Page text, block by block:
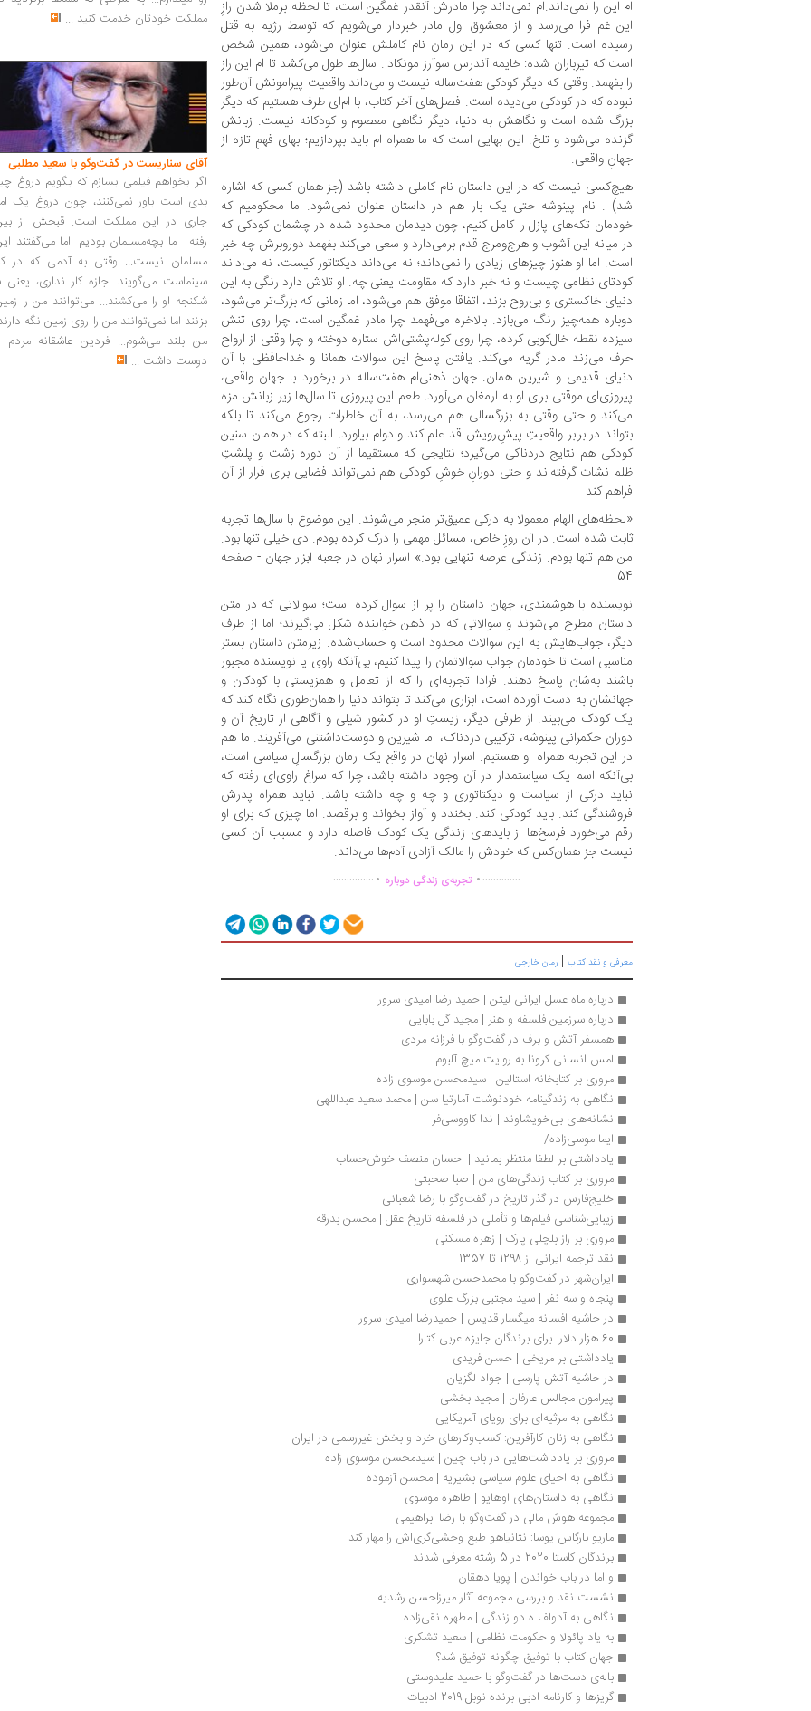
‌ام این را نمی‌داند.‌ام نمی‌داند چرا مادرش آنقدر غمگین است، تا لحظه برملا شدن رازِ
این غم فرا می‌رسد و از معشوق اولِ مادر خبردار می‌شویم که توسط رژیم به قتل
رسیده است. تنها کسی که در این رمان نام کاملش عنوان می‌شود، همین شخص
است که تیرباران شده: خایمه آندرس سوآرز مونکادا. سال‌ها طول می‌کشد تا‌ ام این راز
را بفهمد. وقتی که دیگر کودکی هفت‌ساله نیست و می‌داند واقعیت پیرامونش آن‌طور
نبوده که در کودکی می‌دیده است. فصل‌های آخر کتاب، با ام‌ای طرف هستیم که دیگر
بزرگ شده است و نگاهش به دنیا، دیگر نگاهی معصوم و کودکانه نیست. زبانش
گزنده می‌شود و تلخ. این بهایی است که ما همراه ‌ام باید بپردازیم؛ بهای فهمِ تازه از
جهانِ واقعی.
هیچ‌کسی نیست که در این داستان نام کاملی داشته باشد (جز همان کسی که اشاره
شد) . نام پینوشه حتی یک بار هم در داستان عنوان نمی‌شود. ما محکومیم که
خودمان تکه‌های پازل را کامل کنیم، چون دیدمان محدود شده در چشمان کودکی که
در میانه این آشوب و هرج‌ومرج قدم برمی‌دارد و سعی می‌کند بفهمد دوروبرش چه خبر
است. اما او هنوز چیز‌های زیادی را نمی‌داند؛ نه می‌داند دیکتاتور کیست، نه می‌داند
کودتای نظامی چیست و نه خبر دارد که مقاومت یعنی چه. او تلاش دارد رنگی به این
دنیای خاکستری و بی‌روح بزند، اتفاقا موفق هم می‌شود، اما زمانی که بزرگ‌تر می‌شود،
دوباره همه‌چیز رنگ می‌بازد. بالاخره می‌فهمد چرا مادر غمگین است، چرا روی تنش
سیزده نقطه خال‌کوبی کرده، چرا روی کوله‌پشتی‌اش ستاره دوخته و چرا وقتی از ارواح
حرف می‌زند مادر گریه می‌کند. یافتن پاسخ این سوالات همانا و خداحافظی با آن
دنیای قدیمی و شیرین همان. جهان ذهنی‌ام هفت‌ساله در برخورد با جهان واقعی،
پیروزی‌ای موقتی برای او به ارمغان می‌آورد. طعم این پیروزی تا سال‌ها زیر زبانش مزه
می‌‎کند و حتی وقتی به بزرگسالی هم می‌رسد، به آن خاطرات رجوع می‌کند تا بلکه
بتواند در برابر واقعیتِ پیش‌ِرویش قد علم کند و دوام بیاورد. البته که در همان سنین
کودکی هم نتایج دردناکی می‌گیرد؛ نتایجی که مستقیما از آن دوره زشت و پلشتِ
ظلم نشات گرفته‌اند و حتی دورانِ خوشِ کودکی هم نمی‌تواند فضایی برای فرار از آن
فراهم کند.
«لحظه‌های الهام معمولا به درکی عمیق‌تر منجر می‌شوند. این موضوع با سال‌ها تجربه
ثابت شده است. در آن روزِ خاص، مسائل مهمی را درک کرده بودم. دی خیلی تنها بود.
من هم تنها بودم. زندگی عرصه تنهایی بود.» اسرار نهان در جعبه ‌ابزار جهان - صفحه
54
نویسنده با هوشمندی، جهان داستان را پر از سوال کرده است؛ سوالاتی که در متن
داستان مطرح می‌شوند و سوالاتی که در ذهن خواننده شکل می‌گیرند؛ اما از طرف
دیگر، جواب‌هایش به این سوالات محدود است و حساب‌شده. زیرمتن داستان بستر
مناسبی است تا خودمان جواب سوالاتمان را پیدا کنیم، بی‌آنکه راوی یا نویسنده مجبور
باشند به‌شان پاسخ دهند. فرادا تجربه‌ای را که از تعامل و همزیستی با کودکان و
جهانشان به دست آورده است، ابزاری می‌کند تا بتواند دنیا را همان‌طوری نگاه کند که
یک کودک می‌بیند. از طرفی دیگر، زیستِ او در کشور شیلی و آگاهی از تاریخ آن و
دوران حکمرانی پینوشه، ترکیبی دردناک، اما شیرین و دوست‌داشتنی می‌آفریند. ما هم
در این تجربه همراه او هستیم. اسرار نهان در واقع یک رمان بزرگسالِ سیاسی است،
بی‌آنکه اسم یک سیاستمدار در آن وجود داشته باشد، چرا که سراغ راوی‌ای رفته که
نباید درکی از سیاست و دیکتاتوری و چه و چه داشته باشد. نباید همراه پدرش
فروشندگی کند. باید کودکی کند. بخندد و آواز بخواند و برقصد. اما چیزی که برای او
رقم می‌خورد فرسخ‌ها از بایدهای زندگی یک کودک فاصله دارد و مسبب آن کسی
نیست جز همان‌کس که خودش را مالک آزادی آدم‌ها می‌داند.
............... . تجربه‌ی زندگی دوباره ...............
معرفی و نقد کتاب | رمان خارجی |
درباره ماه عسل ایرانی لیتن | حمید رضا امیدی سرور
درباره سرزمین فلسفه و هنر | مجید گل بابایی
همسفر آتش و برف در گفت‌وگو با فرزانه مردی
لمس انسانی کرونا به روایت میچ آلبوم
مروری بر کتابخانه استالین | سیدمحسن موسوی زاده
نگاهی به زندگینامه خودنوشت آمارتیا سن | محمد سعید عبداللهی
نشانه‌های بی‌خویشاوند | ندا کاووسی‌فر
ایما موسی‌زاده/
یادداشتی بر لطفا منتظر بمانید | احسان منصف خوش‌حساب
مروری بر کتاب زندگی‌های من | صبا صحبتی
خلیج‌فارس در گذر تاریخ در گفت‌وگو با رضا شعبانی
زیبایی‌شناسی فیلم‌ها و تأملی در فلسفه تاریخ عقل | محسن بدرقه
مروری بر راز بلچلی پارک | زهره مسکنی
نقد ترجمه ایرانی از 1298 تا 1357
ایران‌شهر در گفت‌وگو با محمدحسن شهسواری
پنجاه و سه نفر | سید مجتبی بزرگ علوی
در حاشیه افسانه میگسار قدیس | حمیدرضا امیدی‌ سرور
60 هزار دلار  برای برندگان جایزه عربی کتارا
یادداشتی بر مریخی | حسن فریدی
در حاشیه آتش پارسی | جواد لگزیان
پیرامون مجالس عارفان | مجید بخشی
نگاهی به مرثیه‌ای برای رویای آمریکایی
نگاهی به زنان کارآفرین: کسب‌و‌کارهای خرد و بخش غیررسمی در ایران
مروری بر یادداشت‌هایی در باب چین | سیدمحسن موسوی زاده
نگاهی به احیای علوم سیاسی بشیریه | محسن آزموده
نگاهی به داستان‌های اوهایو | طاهره موسوی
مجموعه هوش مالی در گفت‌وگو با رضا ابراهیمی
ماریو بارگاس یوسا: نتانیاهو طبع وحشی‌گری‌اش را مهار کند
برندگان کاستا 2020 در 5 رشته معرفی شدند
و اما در باب خواندن | پویا دهقان
نشست نقد و بررسی مجموعه آثار میرزاحسن رشدیه
نگاهی به آدولف ه دو زندگی | مطهره نقی‌زاده
به یاد پائولا و حکومت نظامی | سعید تشکری
جهان کتاب با توفیق چگونه توفیق شد؟
باله‌ی دست‌ها در گفت‌وگو با حمید علیدوستی
گریزها و کارنامه‌ ادبی برنده نوبل 2019 ادبیات
مملکت خودتان خدمت کنید ...
آقای سناریست در گفت‌وگو با سعید مطلبی
اگر بخواهم فیلمی بسازم که بگویم دروغ
بدی است باور نمی‌کنند، چون دروغ یک
جاری در این مملکت است. قبحش از
رفته... ما بچه‌مسلمان بودیم. اما می‌گفتند
مسلمان نیست... وقتی به آدمی که در
سینماست می‌گویند اجازه کار نداری، یعنی
شکنجه او را می‌کشند... می‌توانند من را
بزنند اما نمی‌توانند من را روی زمین نگه
من بلند می‌شوم... فردین عاشقانه مردم
دوست داشت ...